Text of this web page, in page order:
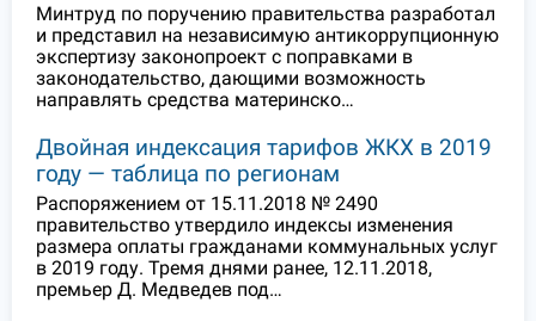
Минтруд по поручению правительства разработал
и представил на независимую антикоррупционную
экспертизу законопроект с поправками в
законодательство, дающими возможность
направлять средства материнско…
Двойная индексация тарифов ЖКХ в 2019
году — таблица по регионам
Распоряжением от 15.11.2018 № 2490
правительство утвердило индексы изменения
размера оплаты гражданами коммунальных услуг
в 2019 году. Тремя днями ранее, 12.11.2018,
премьер Д. Медведев под…